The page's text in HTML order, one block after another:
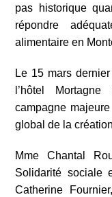
pas historique
répondre
alimentaire en
Le 15 mars
l’hôtel
campagne
global de la
Mme Chantal
Solidarité sociale
Catherine